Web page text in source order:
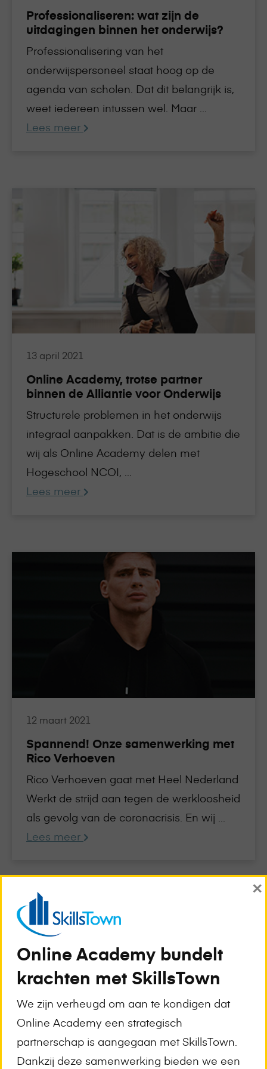
Professionaliseren: wat zijn de
uitdagingen binnen het onderwijs?
Professionalisering van het
onderwijspersoneel staat hoog op de
agenda van scholen. Dat dit belangrijk is,
weet iedereen intussen wel. Maar ...
Lees meer
13 april 2021
Online Academy, trotse partner
binnen de Alliantie voor Onderwijs
Structurele problemen in het onderwijs
integraal aanpakken. Dat is de ambitie die
wij als Online Academy delen met
Hogeschool NCOI, ...
Lees meer
meer
Academy,
trotse
partner
binnen
de
voor
Onderwijs
12 maart 2021
Spannend! Onze samenwerking met
Rico Verhoeven
Rico Verhoeven gaat met Heel Nederland
Werkt de strijd aan tegen de werkloosheid
als gevolg van de coronacrisis. En wij ...
Lees meer
25 februari 2021
Lees
meer
over
Hoe
zit
het
de
kwaliteit
online
leren?
Online Academy bundelt
krachten met SkillsTown
We zijn verheugd om aan te kondigen dat
Online Academy een strategisch
partnerschap is aangegaan met SkillsTown.
Dankzij deze samenwerking bieden we een
×